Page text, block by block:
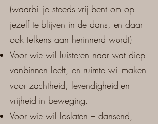
(waarbij je steeds vrij bent om op
jezelf te blijven in de dans, en daar
ook telkens aan herinnerd wordt)
Voor wie wil luisteren naar wat diep
vanbinnen leeft, en ruimte wil maken
voor zachtheid, levendigheid en
vrijheid in beweging.
Voor wie wil loslaten – dansend,